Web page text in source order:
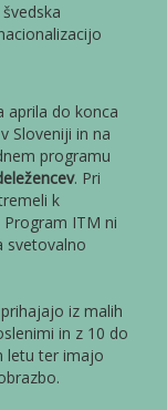
švedska
aprila do konca
Sloveniji in na
programu
. Pri
k
ITM ni
svetovalno
iz malih
in z 10 do
letu ter imajo